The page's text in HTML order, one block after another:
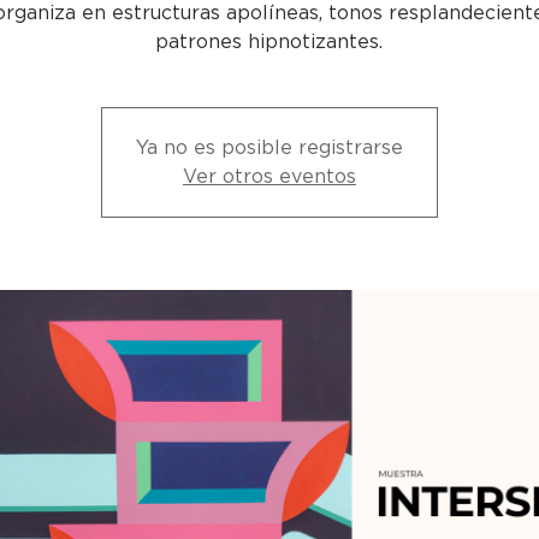
en estructuras apolíneas, tonos
patrones hipnotizantes.
Ya no es posible registrarse
Ver otros eventos